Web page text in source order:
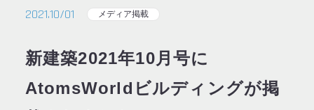
2021.10/01 メディア掲載
新建築2021年10月号に
AtomsWorldビルディングが掲